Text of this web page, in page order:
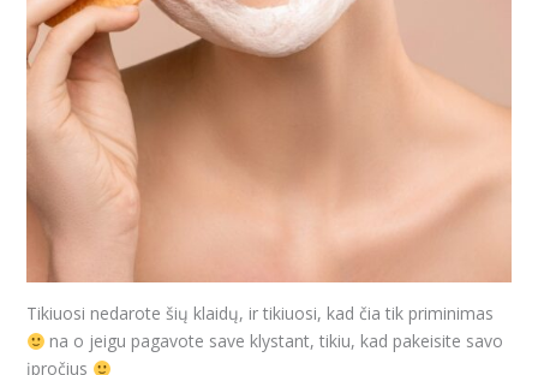
Tikiuosi nedarote šių klaidų, ir tikiuosi, kad čia tik priminimas
na o jeigu pagavote save klystant, tikiu, kad pakeisite savo
įpročius